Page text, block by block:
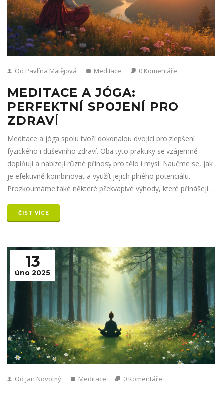
Od Pavlína Matějová Meditace 0 Komentáře
MEDITACE A JÓGA:
PERFEKTNÍ SPOJENÍ PRO
ZDRAVÍ
Meditace a jóga spolu tvoří dokonalou dvojici pro zlepšení
fyzického i duševního zdraví. Oba tyto praktiky se vzájemně
doplňují a nabízejí různé přínosy pro tělo i mysl. Naučme se, jak
je efektivně kombinovat a využít jejich plného potenciálu.
Prozkoumáme také některé překvapivé výhody, které přinášejí
vytvořit si vlastní harmonickou rutinu.
ČÍST VÍCE
13
úno 2025
Od Jan Novotný Meditace 0 Komentáře